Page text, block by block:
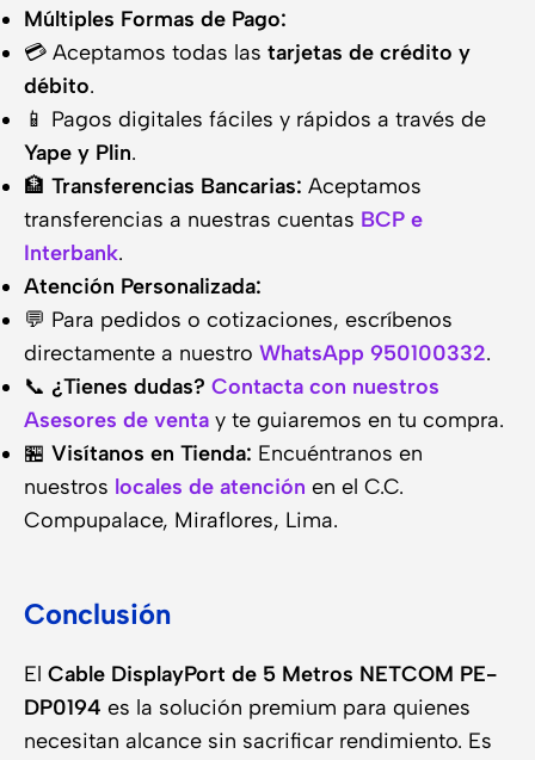
Múltiples Formas de Pago:
💳 Aceptamos todas las tarjetas de crédito y
débito.
📱 Pagos digitales fáciles y rápidos a través de
Yape y Plin.
🏦 Transferencias Bancarias: Aceptamos
transferencias a nuestras cuentas BCP e
Interbank.
Atención Personalizada:
💬 Para pedidos o cotizaciones, escríbenos
directamente a nuestro WhatsApp 950100332.
📞 ¿Tienes dudas? Contacta con nuestros
Asesores de venta y te guiaremos en tu compra.
🏪 Visítanos en Tienda: Encuéntranos en
nuestros locales de atención en el C.C.
Compupalace, Miraflores, Lima.
Conclusión
El Cable DisplayPort de 5 Metros NETCOM PE-
DP0194 es la solución premium para quienes
necesitan alcance sin sacrificar rendimiento. Es